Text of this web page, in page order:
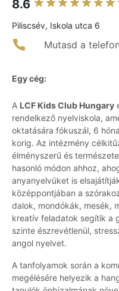
8.6
Piliscsév, Iskola utca 6
Mutasd a
Egy cég:
A LCF Kids Club Hungary
rendelkező nyelviskola,
oktatására fókuszál, 6
korig. Az intézmény
élményszerű és
hasonló módon ahhoz,
anyanyelvüket is
középpontjában a
dalok, mondókák, mesék,
kreatív feladatok segítik a
szinte észrevétlenül,
angol nyelvet.
A tanfolyamok során a
megélésére helyezik a